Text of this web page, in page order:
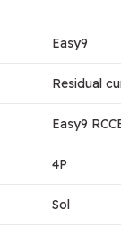
Easy9
Residual
Easy9
4P
Sol